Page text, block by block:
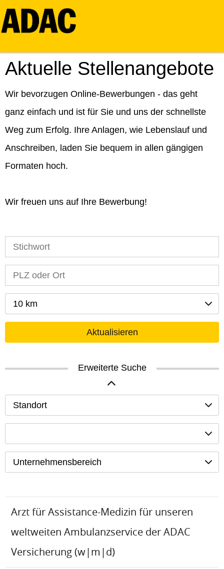
Aktuelle Stellenangebote
Wir bevorzugen Online-Bewerbungen - das geht
ganz einfach und ist für Sie und uns der schnellste
Weg zum Erfolg. Ihre Anlagen, wie Lebenslauf und
Anschreiben, laden Sie bequem in allen gängigen
Formaten hoch.
Wir freuen uns auf Ihre Bewerbung!
10 km
Aktualisieren
Erweiterte Suche
Standort
Unternehmensbereich
Arzt für Assistance-Medizin für unseren
weltweiten Ambulanzservice der ADAC
Versicherung (w|m|d)